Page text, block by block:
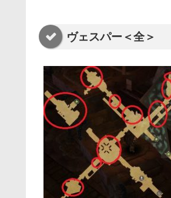
ヴェスパー＜全＞